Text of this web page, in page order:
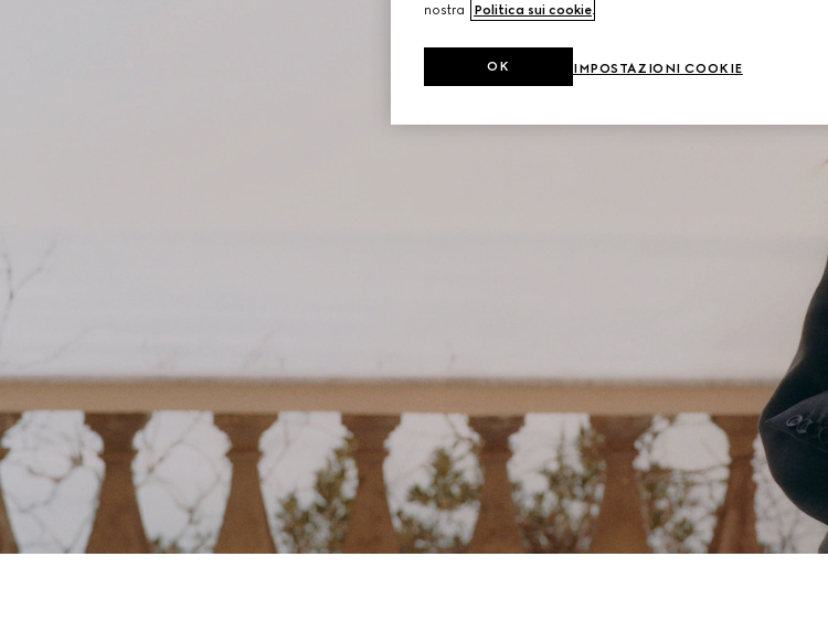
nostra
Politica sui cookie.
IMPOSTAZIONI COOKIE
OK